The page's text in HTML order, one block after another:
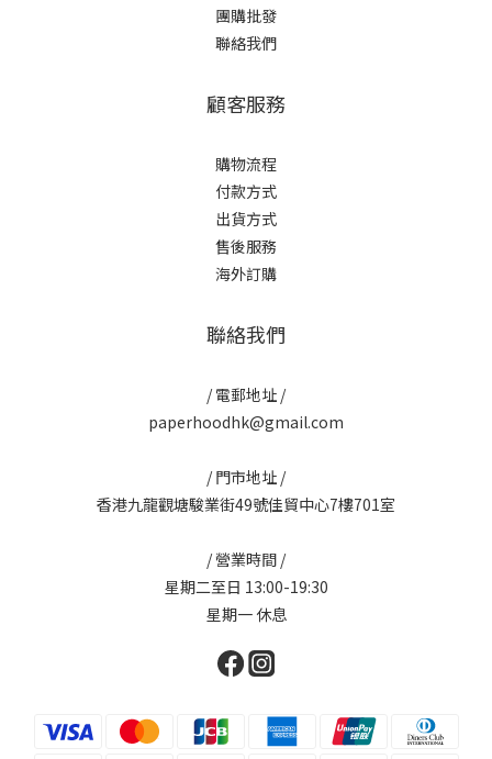
團購批發
聯絡我們
顧客服務
購物流程
付款方式
出貨方式
售後服務
海外訂購
聯絡我們
/ 電郵地址 /
paperhoodhk@gmail.com
/ 門市地址 /
香港九龍觀塘駿業街49號佳貿中心7樓701室
/ 營業時間 /
星期二至日 13:00-19:30
星期一 休息